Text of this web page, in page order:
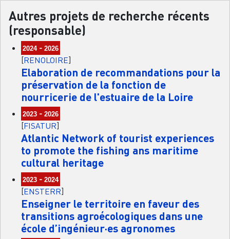
Autres projets de recherche récents
(responsable)
2024-2026
[RENOLOIRE]
Elaboration de recommandations pour la
préservation de la fonction de
nourricerie de l'estuaire de la Loire
2023 -2026
[FISATUR]
Atlantic Network of tourist experiences
to promote the fishing ans maritime
cultural heritage
2023 -2024
[ENSTERR]
Enseigner le territoire en faveur des
transitions agroécologiques dans une
école d’ingénieur·es agronomes